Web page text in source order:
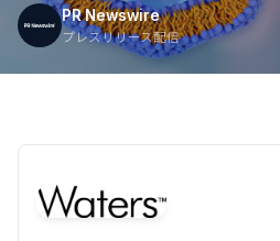
PR Newswire
プレスリリース配信